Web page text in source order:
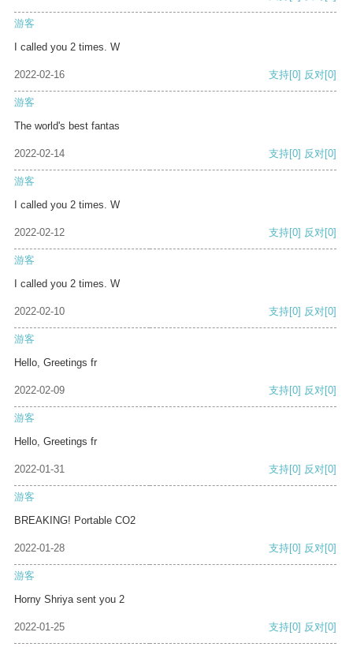
游客
I called you 2 times. W
2022-02-16 支持[0] 反对[0]
游客
The world's best fantas
2022-02-14 支持[0] 反对[0]
游客
I called you 2 times. W
2022-02-12 支持[0] 反对[0]
游客
I called you 2 times. W
2022-02-10 支持[0] 反对[0]
游客
Hello, Greetings fr
2022-02-09 支持[0] 反对[0]
游客
Hello, Greetings fr
2022-01-31 支持[0] 反对[0]
游客
BREAKING! Portable CO2
2022-01-28 支持[0] 反对[0]
游客
Horny Shriya sent you 2
2022-01-25 支持[0] 反对[0]